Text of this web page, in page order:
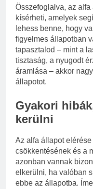
Összefoglalva, az
kísérheti, amelyek
lehess benne, hogy
figyelmes állapotban
tapasztalod – mint a
tisztaság, a nyugodt
áramlása – akkor
állapotot.
Gyakori
kerülni
Az alfa állapot
csökkentésének és a
azonban vannak
elkerülni, ha valóban
ebbe az állapotba.